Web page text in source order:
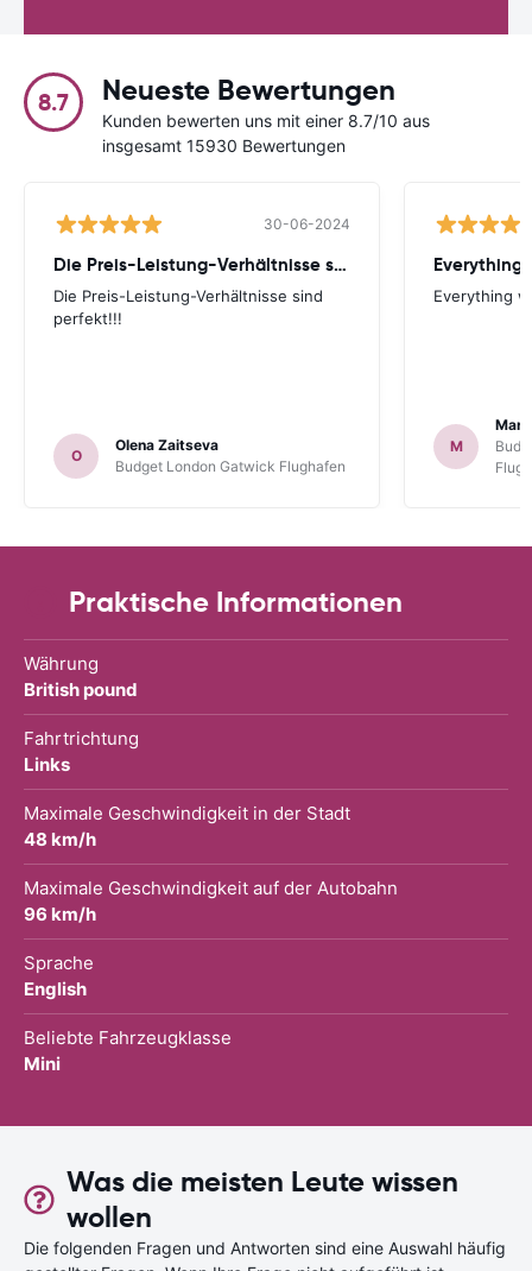
8.7 Neueste Bewertungen
Kunden bewerten uns mit einer 8.7/10 aus
insgesamt 15930 Bewertungen
30-06-2024
Die Preis-Leistung-Verhältnisse sind perfekt!!!
Die Preis-Leistung-Verhältnisse sind
perfekt!!!
O
Olena Zaitseva
Budget London Gatwick Flughafen
Everything
Everything
M
Praktische Informationen
Währung
British pound
Fahrtrichtung
Links
Maximale Geschwindigkeit in der Stadt
48 km/h
Maximale Geschwindigkeit auf der Autobahn
96 km/h
Sprache
English
Beliebte Fahrzeugklasse
Mini
Was die meisten Leute wissen
wollen
Die folgenden Fragen und Antworten sind eine Auswahl häufig